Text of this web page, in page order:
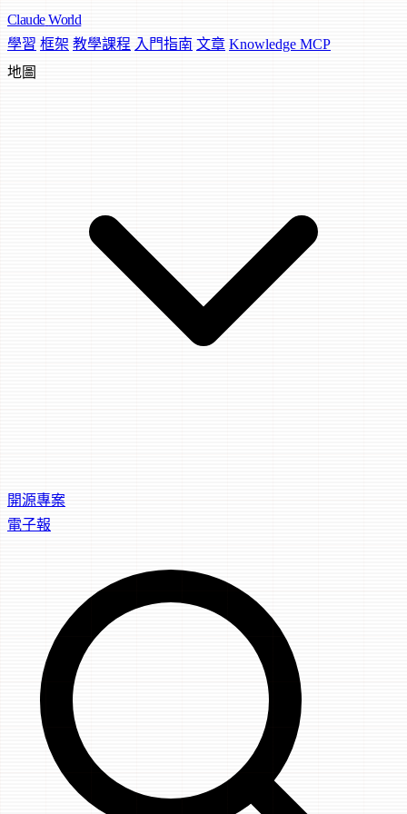
Claude World
學習 框架 教學課程 入門指南 文章 Knowledge MCP
地圖
開源專案
電子報